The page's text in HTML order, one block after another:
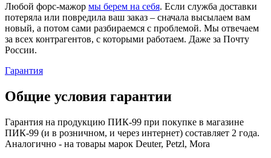
Любой форс-мажор мы берем на себя. Если служба доставки
потеряла или повредила ваш заказ – сначала высылаем вам
новый, а потом сами разбираемся с проблемой. Мы отвечаем
за всех контрагентов, с которыми работаем. Даже за Почту
России.
Гарантия
Общие условия гарантии
Гарантия на продукцию ПИК-99 при покупке в магазине
ПИК-99 (и в розничном, и через интернет) составляет 2 года.
Аналогично - на товары марок Deuter, Petzl, Mora